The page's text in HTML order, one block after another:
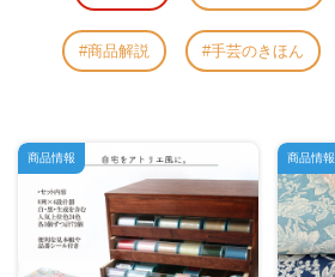
商品解説 手芸のきほん
商品情報 商品情報